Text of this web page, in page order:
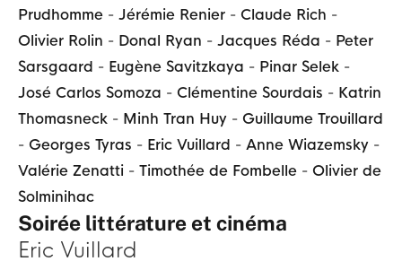
Prudhomme - Jérémie Renier - Claude Rich -
Olivier Rolin - Donal Ryan - Jacques Réda - Peter
Sarsgaard - Eugène Savitzkaya - Pinar Selek -
José Carlos Somoza - Clémentine Sourdais - Katrin
Thomasneck - Minh Tran Huy - Guillaume Trouillard
- Georges Tyras - Eric Vuillard - Anne Wiazemsky -
Valérie Zenatti - Timothée de Fombelle - Olivier de
Solminihac
Soirée littérature et cinéma
Eric Vuillard